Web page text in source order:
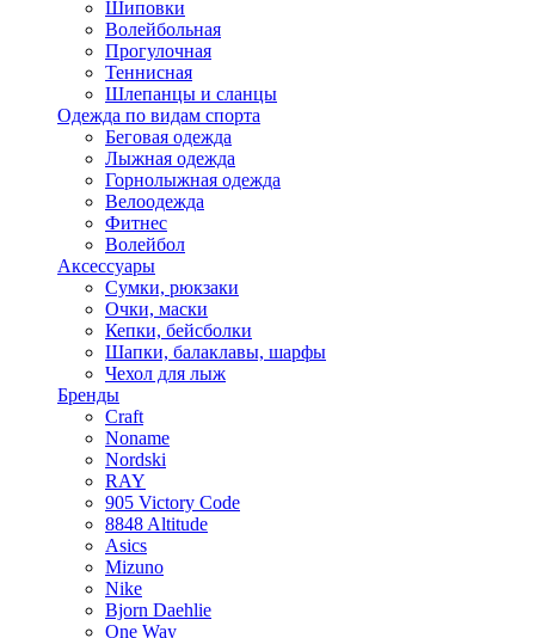
Шиповки
Волейбольная
Прогулочная
Теннисная
Шлепанцы и сланцы
Одежда по видам спорта
Беговая одежда
Лыжная одежда
Горнолыжная одежда
Велоодежда
Фитнес
Волейбол
Аксессуары
Сумки, рюкзаки
Очки, маски
Кепки, бейсболки
Шапки, балаклавы, шарфы
Чехол для лыж
Бренды
Craft
Noname
Nordski
RAY
905 Victory Code
8848 Altitude
Asics
Mizuno
Nike
Bjorn Daehlie
One Way